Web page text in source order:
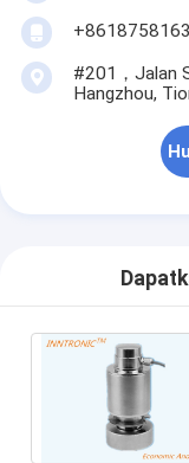
#201，Jalan
Hangzhou,